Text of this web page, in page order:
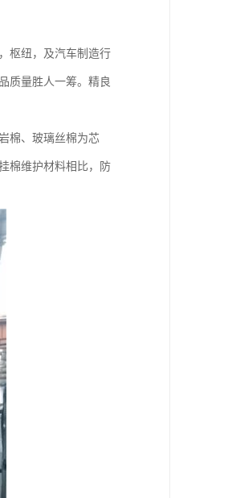
枢纽，及汽车制造行
质量胜人一筹。精良
棉、玻璃丝棉为芯
棉维护材料相比，防